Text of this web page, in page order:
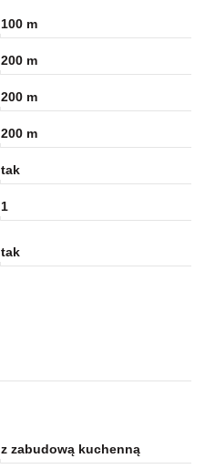
100 m
200 m
200 m
200 m
tak
1
tak
z zabudową kuchenną